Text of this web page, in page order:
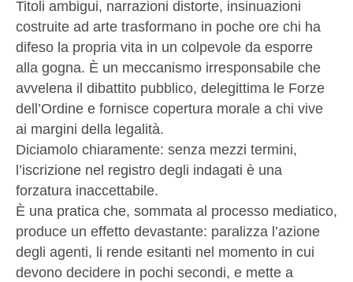
Titoli ambigui, narrazioni distorte, insinuazioni
costruite ad arte trasformano in poche ore chi ha
difeso la propria vita in un colpevole da esporre
alla gogna. È un meccanismo irresponsabile che
avvelena il dibattito pubblico, delegittima le Forze
dell’Ordine e fornisce copertura morale a chi vive
ai margini della legalità.
Diciamolo chiaramente: senza mezzi termini,
l’iscrizione nel registro degli indagati è una
forzatura inaccettabile.
È una pratica che, sommata al processo mediatico,
produce un effetto devastante: paralizza l’azione
degli agenti, li rende esitanti nel momento in cui
devono decidere in pochi secondi, e mette a